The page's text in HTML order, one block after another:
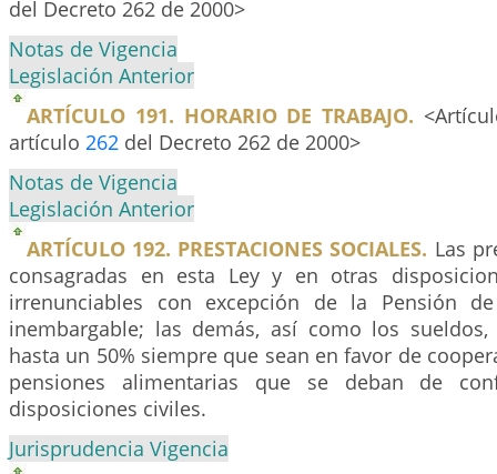
del Decreto 262 de 2000>
Notas de Vigencia
Legislación Anterior
ARTÍCULO 191. HORARIO DE TRABAJO.
artículo 262 del Decreto 262 de 2000>
Notas de Vigencia
Legislación Anterior
ARTÍCULO 192. PRESTACIONES SOCIALES. Las
consagradas en esta Ley y en otras
irrenunciables con excepción de la Pensión
inembargable; las demás, así como los
hasta un 50% siempre que sean en favor de
pensiones alimentarias que se deban de
disposiciones civiles.
Jurisprudencia Vigencia